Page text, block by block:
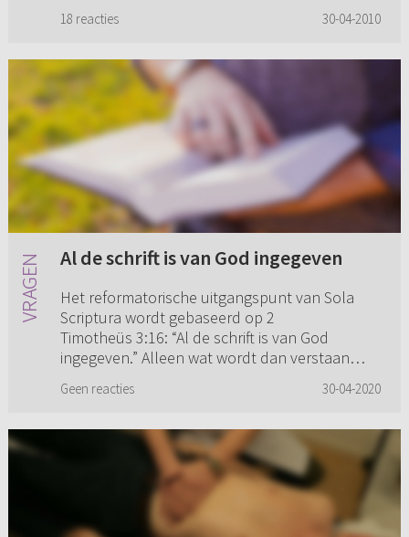
18 reacties 30-04-2010
Al de schrift is van God ingegeven
Het reformatorische uitgangspunt van Sola
Scriptura wordt gebaseerd op 2
Timotheüs 3:16: “Al de schrift is van God
ingegeven.” Alleen wat wordt dan verstaan
Geen reacties 30-04-2020